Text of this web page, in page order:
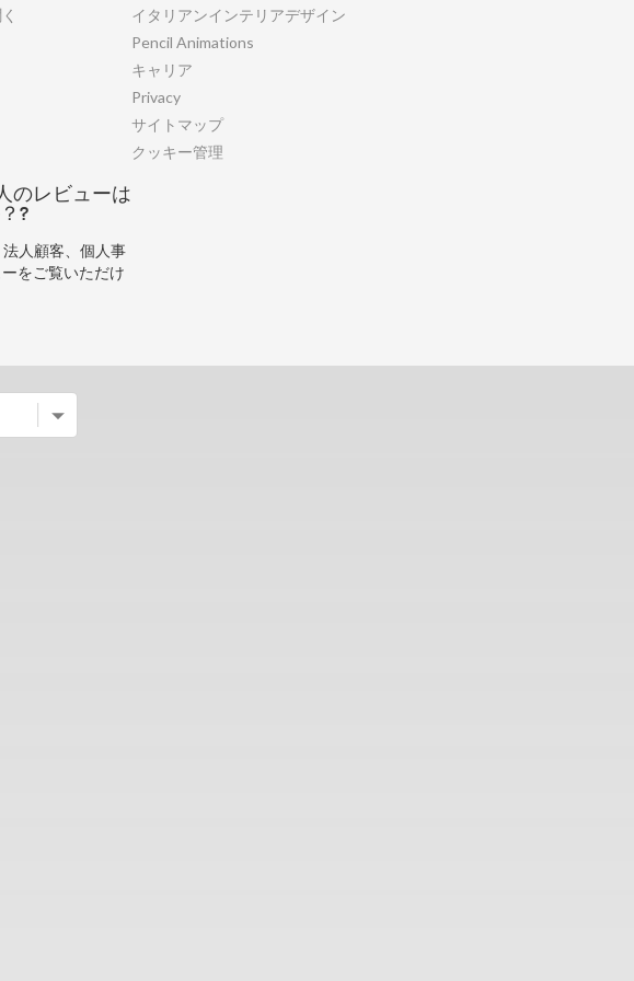
のレビューは
?
人顧客、個人事
をご覧いただけ
イタリアンインテリアデザイン
Pencil Animations
キャリア
Privacy
サイトマップ
クッキー管理